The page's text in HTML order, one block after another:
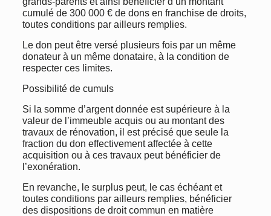
cumulé de 300 000 € de dons en franchise de droits,
toutes conditions par ailleurs remplies.
Le don peut être versé plusieurs fois par un même
donateur à un même donataire, à la condition de
respecter ces limites.
Possibilité de cumuls
Si la somme d’argent donnée est supérieure à la
valeur de l’immeuble acquis ou au montant des
travaux de rénovation, il est précisé que seule la
fraction du don effectivement affectée à cette
acquisition ou à ces travaux peut bénéficier de
l’exonération.
En revanche, le surplus peut, le cas échéant et
toutes conditions par ailleurs remplies, bénéficier
des dispositions de droit commun en matière